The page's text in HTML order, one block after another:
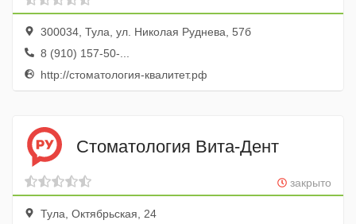
300034, Тула, ул. Николая Руднева, 57б
8 (910) 157-50-...
http://стоматология-квалитет.рф
Стоматология Вита-Дент
закрыто
Тула, Октябрьская, 24